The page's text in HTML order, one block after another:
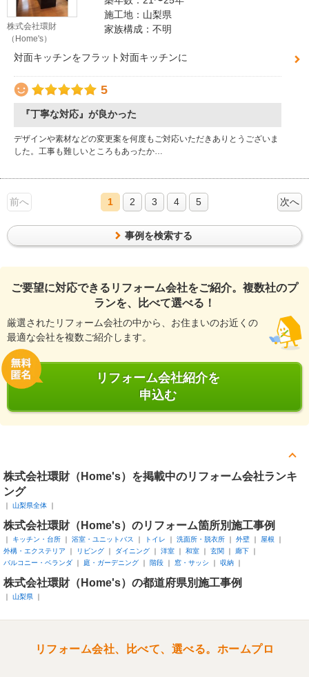
株式会社環財
（Home's）
施工地：山梨県
家族構成：不明
対面キッチンをフラット対面キッチンに
5
『丁寧な対応』が良かった
デザインや素材などの変更案を何度もご対応いただきありとうございま
した。工事も難しいところもあったか…
前へ 1 2 3 4 5 次へ
事例を検索する
ご要望に対応できるリフォーム会社をご紹介。複数社のプ
ランを、比べて選べる！
厳選されたリフォーム会社の中から、お住まいのお近くの
最適な会社を複数ご紹介します。
リフォーム会社紹介を
申込む
株式会社環財（Home's）を掲載中のリフォーム会社ランキ
ング
山梨県全体
株式会社環財（Home's）のリフォーム箇所別施工事例
キッチン・台所 浴室・ユニットバス トイレ 洗面所・脱衣所 外壁
屋根
外構・エクステリア
リビング ダイニング 洋室 和室 玄関
廊下
バルコニー・ベランダ
庭・ガーデニング 階段 窓・サッシ 収納
株式会社環財（Home's）の都道府県別施工事例
山梨県
リフォーム会社、比べて、選べる。ホームプロ